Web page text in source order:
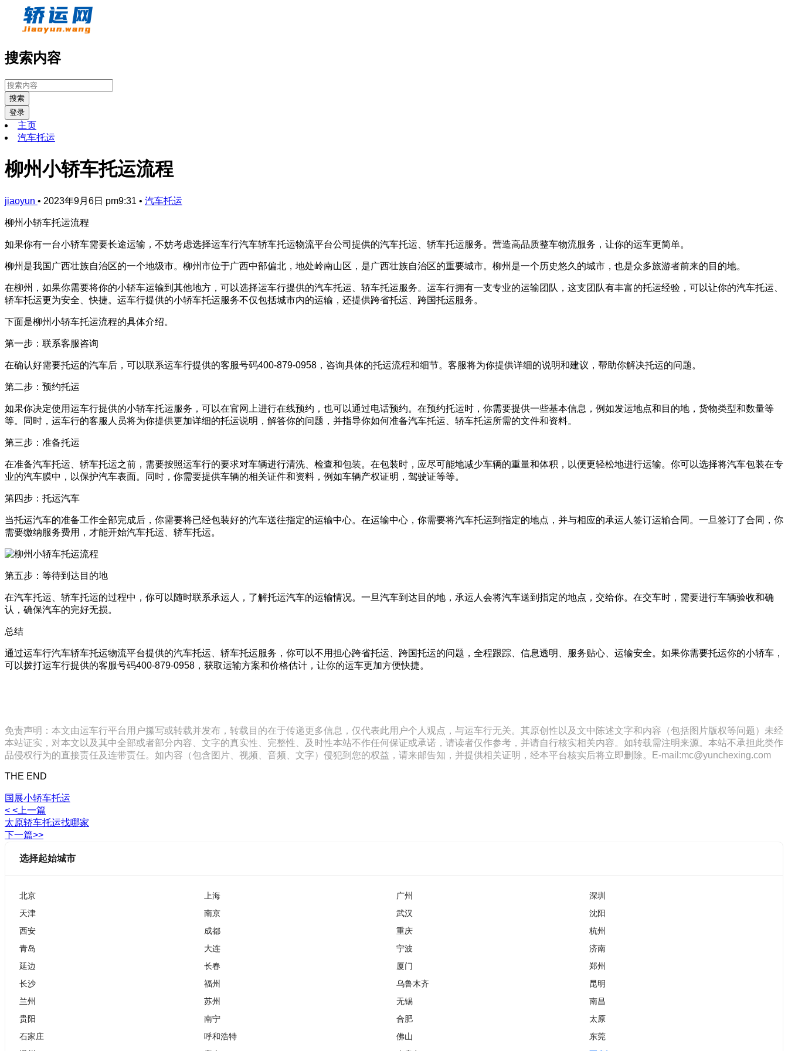
搜索内容
搜索
登录
主页
汽车托运
柳州小轿车托运流程
jiaoyun • 2023年9月6日 pm9:31 • 汽车托运
柳州小轿车托运流程
如果你有一台小轿车需要长途运输，不妨考虑选择运车行汽车轿车托运物流平台公司提供的汽车托运、轿车托运服务。营造高品质整车物流服务，让你的运车更简单。
柳州是我国广西壮族自治区的一个地级市。柳州市位于广西中部偏北，地处岭南山区，是广西壮族自治区的重要城市。柳州是一个历史悠久的城市，也是众多旅游者前来的目的地。
在柳州，如果你需要将你的小轿车运输到其他地方，可以选择运车行提供的汽车托运、轿车托运服务。运车行拥有一支专业的运输团队，这支团队有丰富的托运经验，可以让你的汽车托运、
轿车托运更为安全、快捷。运车行提供的小轿车托运服务不仅包括城市内的运输，还提供跨省托运、跨国托运服务。
下面是柳州小轿车托运流程的具体介绍。
第一步：联系客服咨询
在确认好需要托运的汽车后，可以联系运车行提供的客服号码400-879-0958，咨询具体的托运流程和细节。客服将为你提供详细的说明和建议，帮助你解决托运的问题。
第二步：预约托运
如果你决定使用运车行提供的小轿车托运服务，可以在官网上进行在线预约，也可以通过电话预约。在预约托运时，你需要提供一些基本信息，例如发运地点和目的地，货物类型和数量等
等。同时，运车行的客服人员将为你提供更加详细的托运说明，解答你的问题，并指导你如何准备汽车托运、轿车托运所需的文件和资料。
第三步：准备托运
在准备汽车托运、轿车托运之前，需要按照运车行的要求对车辆进行清洗、检查和包装。在包装时，应尽可能地减少车辆的重量和体积，以便更轻松地进行运输。你可以选择将汽车包装在专
业的汽车膜中，以保护汽车表面。同时，你需要提供车辆的相关证件和资料，例如车辆产权证明，驾驶证等等。
第四步：托运汽车
当托运汽车的准备工作全部完成后，你需要将已经包装好的汽车送往指定的运输中心。在运输中心，你需要将汽车托运到指定的地点，并与相应的承运人签订运输合同。一旦签订了合同，你
需要缴纳服务费用，才能开始汽车托运、轿车托运。
第五步：等待到达目的地
在汽车托运、轿车托运的过程中，你可以随时联系承运人，了解托运汽车的运输情况。一旦汽车到达目的地，承运人会将汽车送到指定的地点，交给你。在交车时，需要进行车辆验收和确
认，确保汽车的完好无损。
总结
通过运车行汽车轿车托运物流平台提供的汽车托运、轿车托运服务，你可以不用担心跨省托运、跨国托运的问题，全程跟踪、信息透明、服务贴心、运输安全。如果你需要托运你的小轿车，
可以拨打运车行提供的客服号码400-879-0958，获取运输方案和价格估计，让你的运车更加方便快捷。
免责声明：本文由运车行平台用户攥写或转载并发布，转载目的在于传递更多信息，仅代表此用户个人观点，与运车行无关。其原创性以及文中陈述文字和内容（包括图片版权等问题）未经
本站证实，对本文以及其中全部或者部分内容、文字的真实性、完整性、及时性本站不作任何保证或承诺，请读者仅作参考，并请自行核实相关内容。如转载需注明来源。本站不承担此类作
品侵权行为的直接责任及连带责任。如内容（包含图片、视频、音频、文字）侵犯到您的权益，请来邮告知，并提供相关证明，经本平台核实后将立即删除。E-mail:mc@yunchexing.com
THE END
国展小轿车托运
< <上一篇
太原轿车托运找哪家
下一篇>>
选择起始城市
北京 上海 广州
深圳
天津
南京 武汉
沈阳
西安
成都 重庆
杭州
青岛
大连 宁波
济南
延边
长春 厦门
郑州
长沙
福州 乌鲁木齐
昆明
兰州
苏州 无锡
南昌
贵阳
南宁 合肥
太原
石家庄
呼和浩特 佛山
东莞